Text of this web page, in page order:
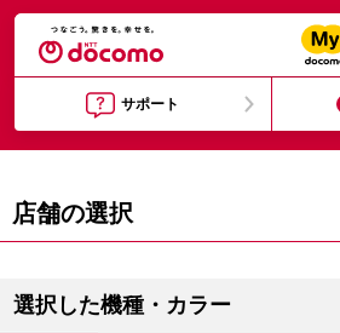
サポート
店舗の選択
選択した機種・カラー